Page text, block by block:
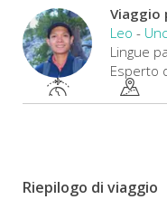
4x4
Land
Cruiser
attraverso
regione
Wayuu,
Viaggio
Leo -
Lingue
Esperto
Riepilogo di viaggio